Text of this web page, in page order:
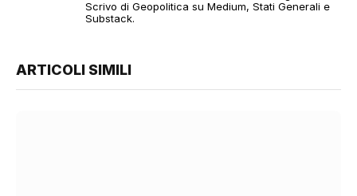
Scrivo di Geopolitica su Medium, Stati Generali e
Substack.
ARTICOLI SIMILI